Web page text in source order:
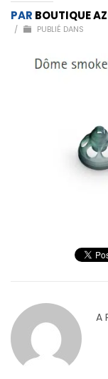
PAR BOUTIQUE
/
PUBLIÉ DANS
A